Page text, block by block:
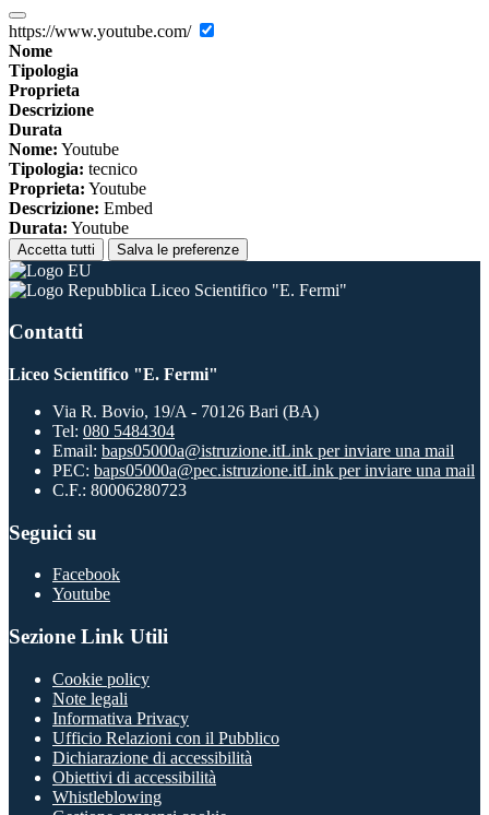
https://www.youtube.com/
Nome
Tipologia
Proprieta
Descrizione
Durata
Nome: Youtube
Tipologia: tecnico
Proprieta: Youtube
Descrizione: Embed
Durata: Youtube
Accetta tutti Salva le preferenze
Liceo Scientifico "E. Fermi"
Contatti
Liceo Scientifico "E. Fermi"
Via R. Bovio, 19/A - 70126 Bari (BA)
Tel: 080 5484304
Email: baps05000a@istruzione.itLink per inviare una mail
PEC: baps05000a@pec.istruzione.itLink per inviare una mail
C.F.: 80006280723
Seguici su
Facebook
Youtube
Sezione Link Utili
Cookie policy
Note legali
Informativa Privacy
Ufficio Relazioni con il Pubblico
Dichiarazione di accessibilità
Obiettivi di accessibilità
Whistleblowing